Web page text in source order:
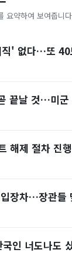
요약하여 보여줍니
' 없다…또 40
끝날 것…미군
해제 절차 진
장차…장관들
인 너도나도